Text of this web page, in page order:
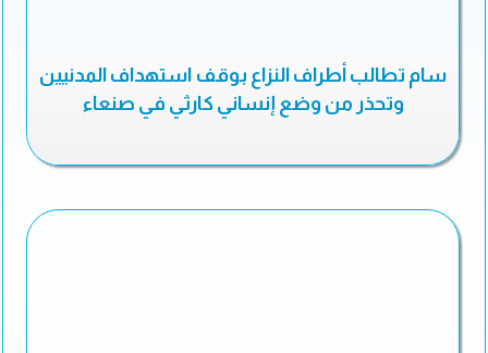
سام تطالب أطراف النزاع بوقف استهداف المدنيين
وتحذر من وضع إنساني كارثي في صنعاء